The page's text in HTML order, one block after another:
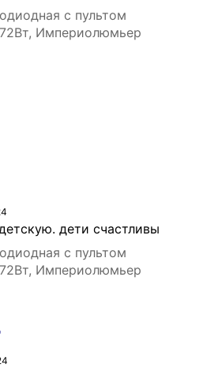
с пультом
Империолюмьер
дети счастливы
с пультом
Империолюмьер